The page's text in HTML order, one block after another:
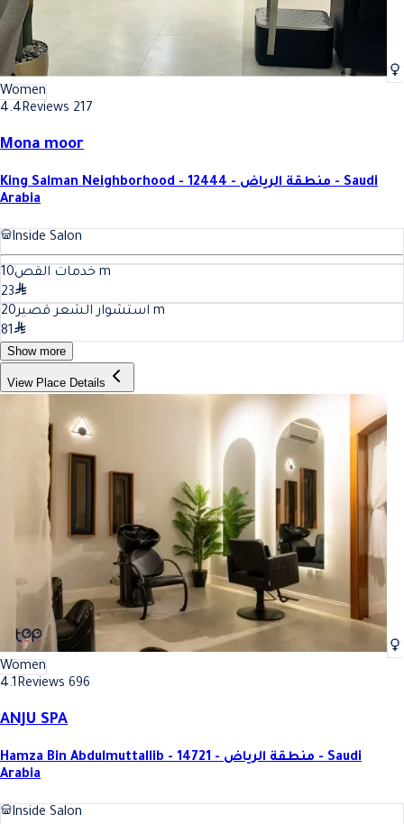
Women
4.4Reviews 217
Mona moor
King Salman Neighborhood - 12444 - منطقة الرياض - Saudi
Arabia
Inside Salon
خدمات القص10
m
23
استشوار الشعر قصير20
m
81
Show more
View Place Details
Women
4.1Reviews 696
ANJU SPA
Hamza Bin Abdulmuttallib - 14721 - منطقة الرياض - Saudi
Arabia
Inside Salon